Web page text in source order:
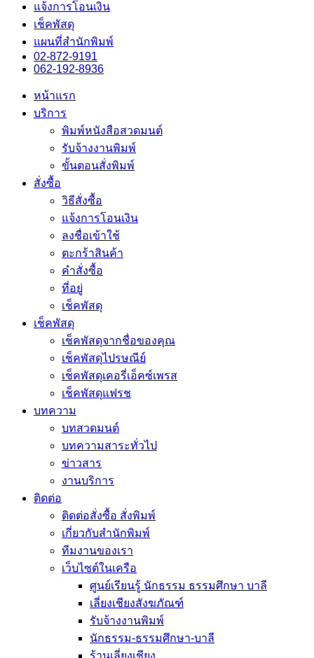
แจ้งการโอนเงิน
เช็คพัสดุ
แผนที่สำนักพิมพ์
02-872-9191
062-192-8936
หน้าแรก
บริการ
พิมพ์หนังสือสวดมนต์
รับจ้างงานพิมพ์
ขั้นตอนสั่งพิมพ์
สั่งซื้อ
วิธีสั่งซื้อ
แจ้งการโอนเงิน
ลงชื่อเข้าใช้
ตะกร้าสินค้า
คำสั่งซื้อ
ที่อยู่
เช็คพัสดุ
เช็คพัสดุ
เช็คพัสดุจากชื่อของคุณ
เช็คพัสดุไปรษณีย์
เช็คพัสดุเคอรี่เอ็คซ์เพรส
เช็คพัสดุแฟรช
บทความ
บทสวดมนต์
บทความสาระทั่วไป
ข่าวสาร
งานบริการ
ติดต่อ
ติดต่อสั่งซื้อ สั่งพิมพ์
เกี่ยวกับสำนักพิมพ์
ทีมงานของเรา
เว็บไซต์ในเครือ
ศูนย์เรียนรู้ นักธรรม ธรรมศึกษา บาลี
เลี่ยงเชียงสังฆภัณฑ์
รับจ้างงานพิมพ์
นักธรรม-ธรรมศึกษา-บาลี
ร้านเลี่ยงเชียง